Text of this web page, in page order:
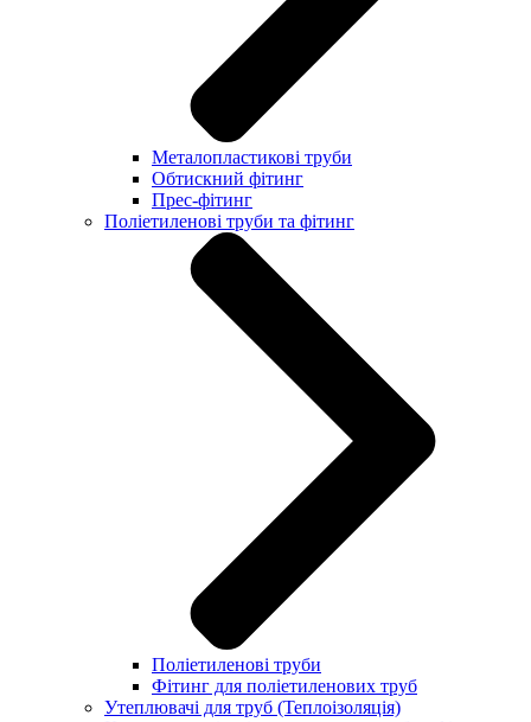
Металопластикові труби
Обтискний фітинг
Прес-фітинг
Поліетиленові труби та фітинг
Поліетиленові труби
Фітинг для поліетиленових труб
Утеплювачі для труб (Теплоізоляція)